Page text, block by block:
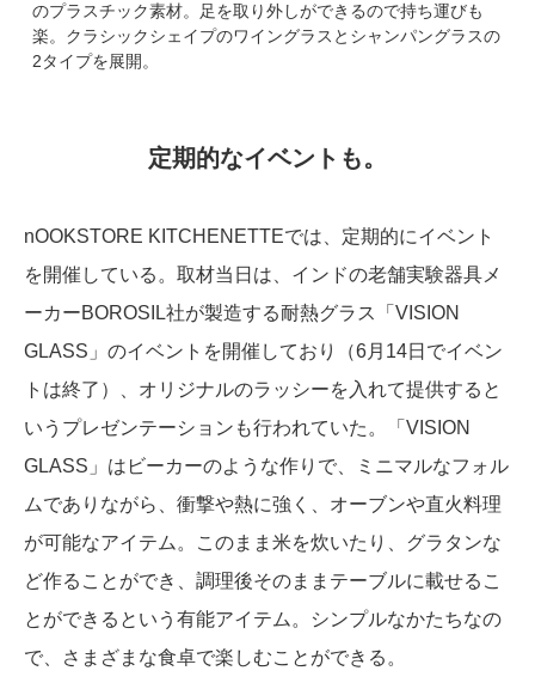
のプラスチック素材。足を取り外しができるので持ち運びも
楽。クラシックシェイプのワイングラスとシャンパングラスの
2タイプを展開。
定期的なイベントも。
nOOKSTORE KITCHENETTEでは、定期的にイベント
を開催している。取材当日は、インドの老舗実験器具メ
ーカーBOROSIL社が製造する耐熱グラス「VISION
GLASS」のイベントを開催しており（6月14日でイベン
トは終了）、オリジナルのラッシーを入れて提供すると
いうプレゼンテーションも行われていた。「VISION
GLASS」はビーカーのような作りで、ミニマルなフォル
ムでありながら、衝撃や熱に強く、オーブンや直火料理
が可能なアイテム。このまま米を炊いたり、グラタンな
ど作ることができ、調理後そのままテーブルに載せるこ
とができるという有能アイテム。シンプルなかたちなの
で、さまざまな食卓で楽しむことができる。